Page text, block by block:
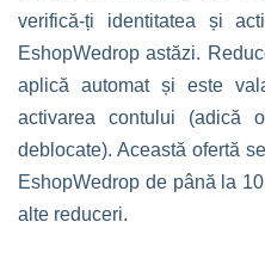
verifică-ți identitatea și
EshopWedrop astăzi.
aplică automat și este
activarea contului (adică
deblocate). Această ofertă
EshopWedrop de până la
alte reduceri.